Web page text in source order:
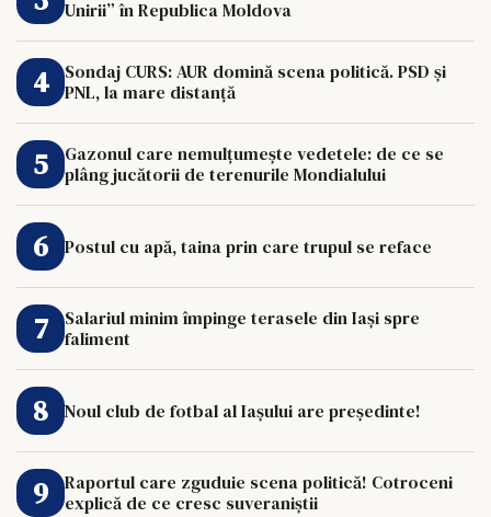
Unirii” în Republica Moldova
Sondaj CURS: AUR domină scena politică. PSD și
PNL, la mare distanță
Gazonul care nemulțumește vedetele: de ce se
plâng jucătorii de terenurile Mondialului
Postul cu apă, taina prin care trupul se reface
Salariul minim împinge terasele din Iași spre
faliment
Noul club de fotbal al Iașului are președinte!
Raportul care zguduie scena politică! Cotroceni
explică de ce cresc suveraniștii